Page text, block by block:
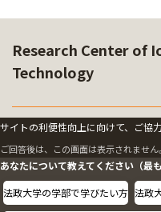
Research Center of
Technology
SOFTWARE
サイトの利便性向上に向けて、ご協力
ご回答後は、この画面は表示されませ
あなたについて教えてください（最
法政大学の学部で学びたい方 法政